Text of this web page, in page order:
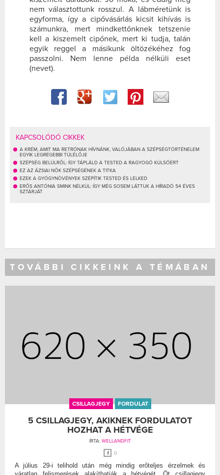
nem választottunk rosszul. A lábméretünk is
egyforma, így a cipővásárlás kicsit kihívás is
számunkra, mert mindkettőnknek tetszenie
kell a kiszemelt cipőnek, mert ki tudja, talán
egyik reggel a másikunk öltözékéhez fog
passzolni. Nem lenne példa nélküli eset
(nevet).
KAPCSOLÓDÓ CIKKEK
A KRÉM, AMIT MA RETRÓNAK HÍVNÁNK, VALÓJÁBAN A SZÉPSÉGTÖRTÉNELEM
EGYIK LEGRÉGEBBI TÚLÉLŐJE
SZÉPSÉG BELÜLRŐL: ÍGY TÁPLÁLD A TESTED A RAGYOGÓ KÜLSŐÉRT
EZ AZ ÁZSIAI NŐK SZÉPSÉGÉNEK A TITKA
EZEK A GYÓGYNÖVÉNYEK SZÉPÍTIK TESTED ÉS LELKED
ERŐS ANTÓNIA SMINK NÉLKÜL: ÍGY MÉG SOSEM LÁTTUK A HÍRADÓ 54 ÉVES
SZTÁRJÁT
TOVÁBBI CIKKEINK A TÉMÁBAN
CSILLAGJEGY FORDULAT
5 CSILLAGJEGY, AKIKNEK FORDULATOT
HOZHAT A HÉTVÉGE
ÍRTA: WELLANDFIT
0
A július 29-i telihold után még mindig erőteljes érzelmek és